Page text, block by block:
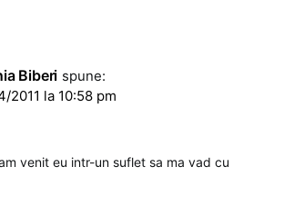
Biberi spune:
2011 la 10:58 pm
venit eu intr-un suflet sa ma vad cu